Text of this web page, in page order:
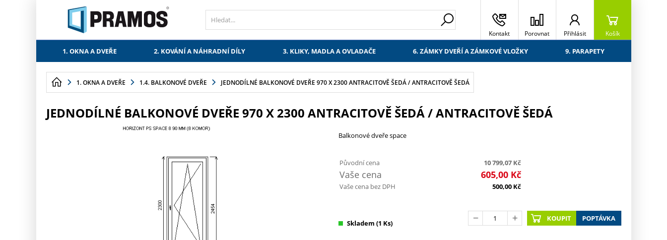
Kontakt Porovnat Přihlásit Košík
1. OKNA A DVEŘE 2. KOVÁNÍ A NÁHRADNÍ DÍLY 3. KLIKY, MADLA A OVLADAČE 6. ZÁMKY DVEŘÍ A ZÁMKOVÉ VLOŽKY 9. PARAPETY
1. OKNA A DVEŘE 1.4. BALKONOVÉ DVEŘE JEDNODÍLNÉ BALKONOVÉ DVEŘE 970 X 2300 ANTRACITOVĚ ŠEDÁ / ANTRACITOVĚ ŠEDÁ
JEDNODÍLNÉ BALKONOVÉ DVEŘE 970 X 2300 ANTRACITOVĚ ŠEDÁ / ANTRACITOVĚ ŠEDÁ
Balkonové dveře space
Původní cena 10 799,07 Kč
Vaše cena 605,00 Kč
Vaše cena bez DPH 500,00 Kč
Skladem (1 Ks)
KOUPIT POPTÁVKA